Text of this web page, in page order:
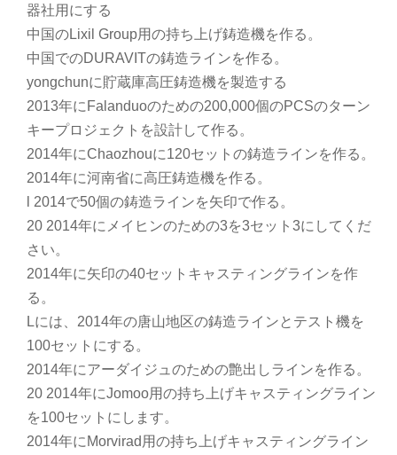
器社用にする
中国のLixil Group用の持ち上げ鋳造機を作る。
中国でのDURAVITの鋳造ラインを作る。
yongchunに貯蔵庫高圧鋳造機を製造する
2013年にFalanduoのための200,000個のPCSのターン
キープロジェクトを設計して作る。
2014年にChaozhouに120セットの鋳造ラインを作る。
2014年に河南省に高圧鋳造機を作る。
l 2014で50個の鋳造ラインを矢印で作る。
20 2014年にメイヒンのための3を3セット3にしてくだ
さい。
2014年に矢印の40セットキャスティングラインを作
る。
Lには、2014年の唐山地区の鋳造ラインとテスト機を
100セットにする。
2014年にアーダイジュのための艶出しラインを作る。
20 2014年にJomoo用の持ち上げキャスティングライン
を100セットにします。
2014年にMorvirad用の持ち上げキャスティングライン